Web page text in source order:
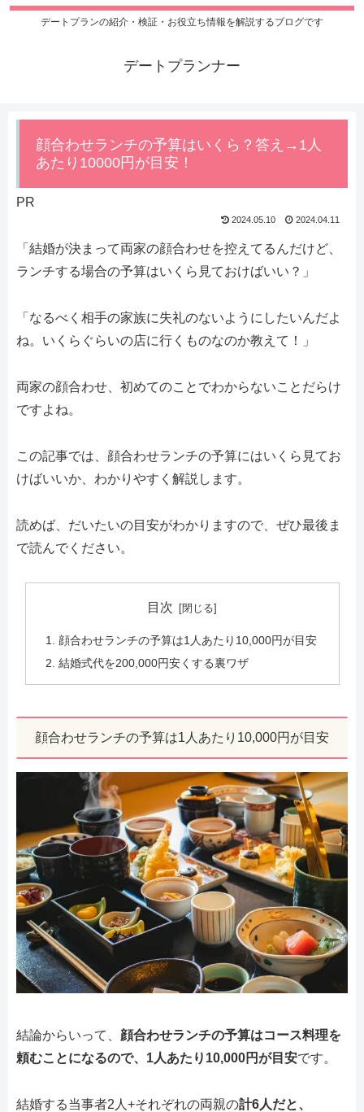
デートプランの紹介・検証・お役立ち情報を解説するブログです
デートプランナー
顔合わせランチの予算はいくら？答え→1人
あたり10000円が目安！
PR
2024.05.10 2024.04.11
「結婚が決まって両家の顔合わせを控えてるんだけど、
ランチする場合の予算はいくら見ておけばいい？」
「なるべく相手の家族に失礼のないようにしたいんだよ
ね。いくらぐらいの店に行くものなのか教えて！」
両家の顔合わせ、初めてのことでわからないことだらけ
ですよね。
この記事では、顔合わせランチの予算にはいくら見てお
けばいいか、わかりやすく解説します。
読めば、だいたいの目安がわかりますので、ぜひ最後ま
で読んでください。
目次
顔合わせランチの予算は1人あたり10,000円が目安
結婚式代を200,000円安くする裏ワザ
顔合わせランチの予算は1人あたり10,000円が目安
結論からいって、 顔合わせランチの予算はコース料理を
頼むことになるので、1人あたり10,000円が目安です。
結婚する当事者2人+それぞれの両親の計6人だと、